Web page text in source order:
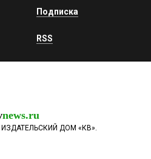
Подписка
RSS
news.ru
ДОМ «КВ».